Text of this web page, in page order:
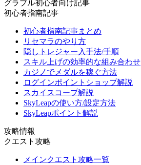
グラブル初心者向け記事
初心者指南記事
初心者指南記事まとめ
リセマラのやり方
隠しトレジャー入手法/手順
スキル上げの効率的な組み合わせ
カジノでメダルを稼ぐ方法
ログインポイントショップ解説
スカイスコープ解説
SkyLeapの使い方/設定方法
SkyLeapポイント解説
攻略情報
クエスト攻略
メインクエスト攻略一覧